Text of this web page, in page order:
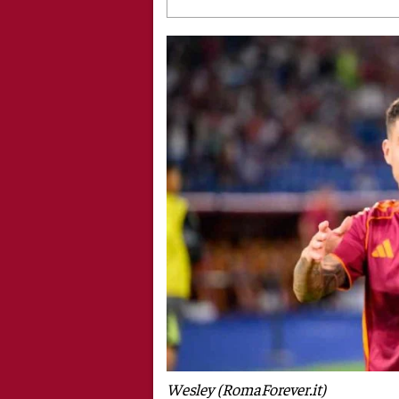
Wesley (RomaForever.it)